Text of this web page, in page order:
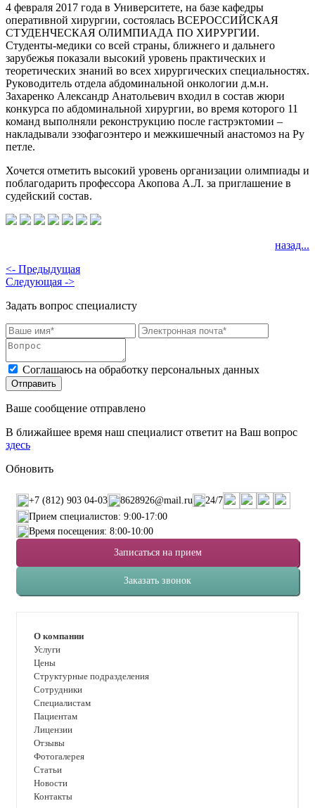
4 февраля 2017 года в Университете, на базе кафедры
оперативной хирургии, состоялась ВСЕРОССИЙСКАЯ
СТУДЕНЧЕСКАЯ ОЛИМПИАДА ПО ХИРУРГИИ.
Студенты-медики со всей страны, ближнего и дальнего
зарубежья показали высокий уровень практических и
теоретических знаний во всех хирургических специальностях.
Руководитель отдела абдоминальной онкологии д.м.н.
Захаренко Александр Анатольевич входил в состав жюри
конкурса по абдоминальной хирургии, во время которого 11
команд выполняли реконструкцию после гастрэктомии –
накладывали эзофагоэнтеро и межкишечный анастомоз на Ру
петле.
Хочется отметить высокий уровень организации олимпиады и
поблагодарить профессора Акопова А.Л. за приглашение в
судейский состав.
назад...
<- Предыдущая
Следующая ->
Задать вопрос специалисту
Соглашаюсь на обработку персональных данных
Ваше сообщение отправлено
В ближайшее время наш специалист ответит на Ваш вопрос
здесь
Обновить
+7 (812) 903 04-03 8628926@mail.ru
24/7
Прием специалистов: 9:00-17:00
Время посещения: 8:00-10:00
Записаться на прием
Заказать звонок
О компании
Услуги
Цены
Структурные подразделения
Сотрудники
Специалистам
Пациентам
Лицензии
Отзывы
Фотогалерея
Статьи
Новости
Контакты